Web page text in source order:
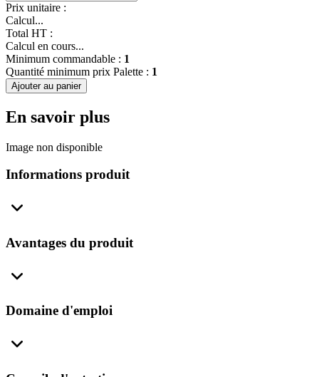
Prix unitaire :
Calcul...
Total HT :
Calcul en cours...
Minimum commandable : 1
Quantité minimum prix Palette : 1
Ajouter au panier
En savoir plus
Image non disponible
Informations produit
Avantages du produit
Domaine d'emploi